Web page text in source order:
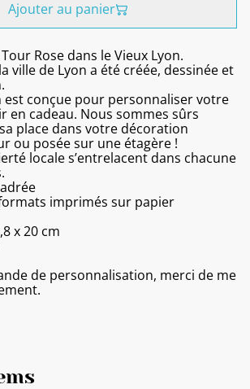
Ajouter au panier
Rose dans le Vieux Lyon.
ville de Lyon a été créée, dessinée et
conçue pour personnaliser votre
en cadeau. Nous sommes sûrs
place dans votre décoration
ou posée sur une étagère !
locale s’entrelacent dans chacune
imprimés sur papier
x 20 cm
de personnalisation, merci de me